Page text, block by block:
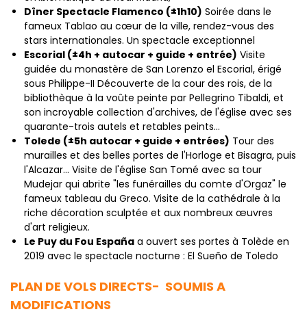
Dîner Spectacle Flamenco (±1h10) Soirée dans le
fameux Tablao au cœur de la ville, rendez-vous des
stars internationales. Un spectacle exceptionnel
Escorial (±4h + autocar + guide + entrée) Visite
guidée du monastère de San Lorenzo el Escorial, érigé
sous Philippe-II Découverte de la cour des rois, de la
bibliothèque à la voûte peinte par Pellegrino Tibaldi, et
son incroyable collection d'archives, de l'église avec ses
quarante-trois autels et retables peints…
Tolede (±5h autocar + guide + entrées) Tour des
murailles et des belles portes de l'Horloge et Bisagra, puis
l'Alcazar… Visite de l'église San Tomé avec sa tour
Mudejar qui abrite "les funérailles du comte d'Orgaz" le
fameux tableau du Greco. Visite de la cathédrale à la
riche décoration sculptée et aux nombreux œuvres
d'art religieux.
Le Puy du Fou España a ouvert ses portes à Tolède en
2019 avec le spectacle nocturne : El Sueño de Toledo
PLAN DE VOLS DIRECTS- SOUMIS A
MODIFICATIONS